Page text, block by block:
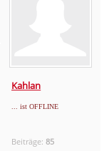
Kahlan
... ist OFFLINE
Beiträge:85